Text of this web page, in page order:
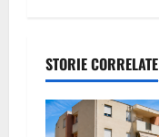
STORIE CORRELATE